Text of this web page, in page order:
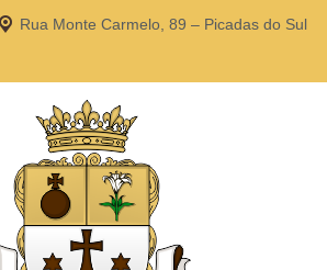
Rua Monte Carmelo, 89 – Picadas do Sul